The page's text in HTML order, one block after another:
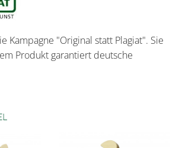
Kampagne "Original statt Plagiat". Sie
Produkt garantiert deutsche